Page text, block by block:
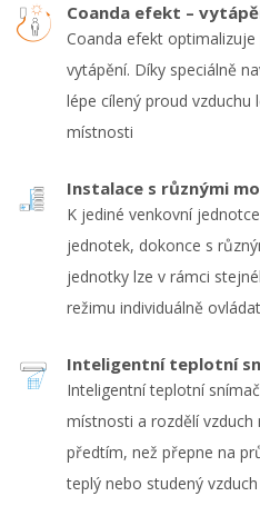
Coanda efekt –
Coanda efekt
vytápění. Díky speciálně
lépe cílený proud vzduchu
místnosti
Instalace s různými
K jediné venkovní
jednotek, dokonce s
jednotky lze v rámci
režimu individuálně
Inteligentní teplotní
Inteligentní teplotní
místnosti a rozdělí
předtím, než přepne na
teplý nebo studený